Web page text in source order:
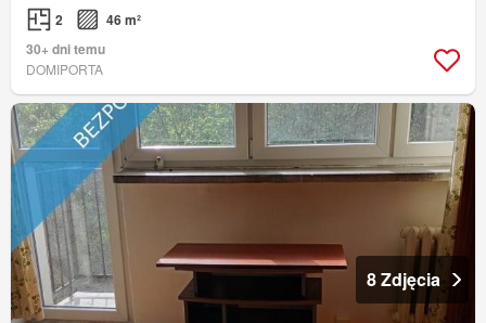
2
46 m²
30+ dni temu
DOMIPORTA
8 Zdjęcia